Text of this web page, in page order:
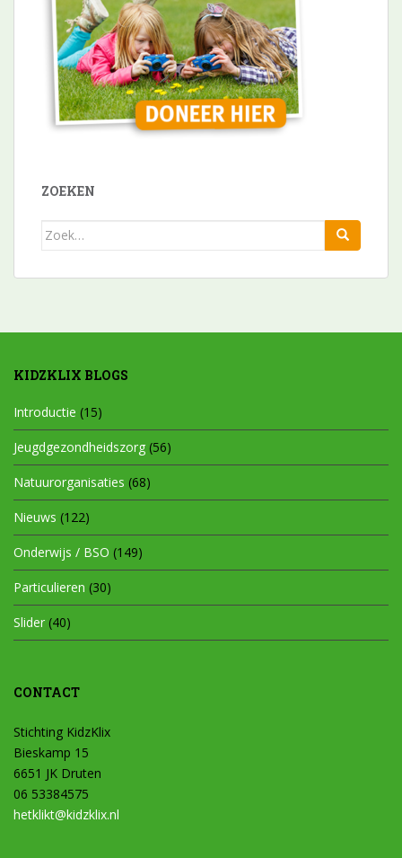
ZOEKEN
Zoek
KIDZKLIX BLOGS
Introductie (15)
Jeugdgezondheidszorg (56)
Natuurorganisaties (68)
Nieuws (122)
Onderwijs / BSO (149)
Particulieren (30)
Slider (40)
CONTACT
Stichting KidzKlix
Bieskamp 15
6651 JK Druten
06 53384575
hetklikt@kidzklix.nl